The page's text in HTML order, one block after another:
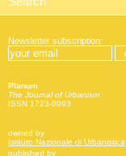
Newsletter subscription:
Planum
The Journal of Urbanism
ISSN 1723-0993
owned by
Istituto Nazionale di Urbanistica
published by